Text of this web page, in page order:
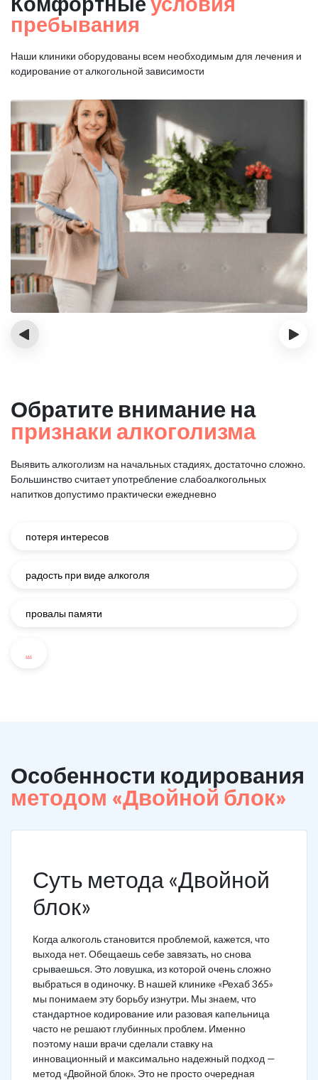
пребывания
Наши клиники оборудованы всем необходимым для лечения и
кодирование от алкогольной зависимости
‹ ›
Обратите внимание на
признаки алкоголизма
Выявить алкоголизм на начальных стадиях, достаточно сложно.
Большинство считает употребление слабоалкогольных
напитков допустимо практически ежедневно
потеря интересов
радость при виде алкоголя
провалы памяти
...
Особенности кодирования
методом «Двойной блок»
Суть метода «Двойной
блок»
Когда алкоголь становится проблемой, кажется, что
выхода нет. Обещаешь себе завязать, но снова
срываешься. Это ловушка, из которой очень сложно
выбраться в одиночку. В нашей клинике «Рехаб 365»
мы понимаем эту борьбу изнутри. Мы знаем, что
стандартное кодирование или разовая капельница
часто не решают глубинных проблем. Именно
поэтому наши врачи сделали ставку на
инновационный и максимально надежный подход —
метод «Двойной блок». Это не просто очередная